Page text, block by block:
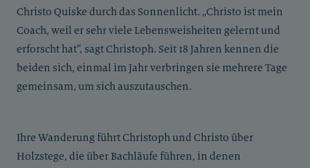
Christo Quiske durch das Sonnenlicht. „Christo ist mein
Coach, weil er sehr viele Lebensweisheiten gelernt und
erforscht hat“, sagt Christoph. Seit 18 Jahren kennen die
beiden sich, einmal im Jahr verbringen sie mehrere Tage
gemeinsam, um sich auszutauschen.
Ihre Wanderung führt Christoph und Christo über
Holzstege, die über Bachläufe führen, in denen